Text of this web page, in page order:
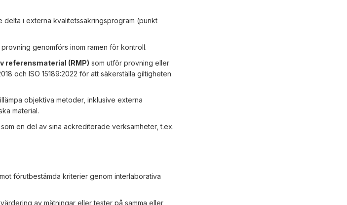
delta i externa kvalitetssäkringsprogram (punkt
provning genomförs inom ramen för kontroll.
referensmaterial (RMP) som utför provning eller
och ISO 15189:2022 för att säkerställa giltigheten
objektiva metoder, inklusive externa
material.
en del av sina ackrediterade verksamheter, t.ex.
förutbestämda kriterier genom interlaborativa
av mätningar eller tester på samma eller